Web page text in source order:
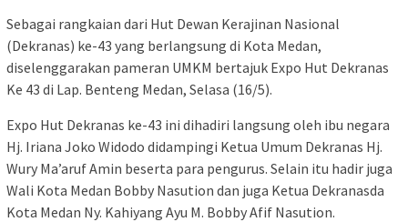
Sebagai rangkaian dari Hut Dewan Kerajinan Nasional
(Dekranas) ke-43 yang berlangsung di Kota Medan,
diselenggarakan pameran UMKM bertajuk Expo Hut Dekranas
Ke 43 di Lap. Benteng Medan, Selasa (16/5).
Expo Hut Dekranas ke-43 ini dihadiri langsung oleh ibu negara
Hj. Iriana Joko Widodo didampingi Ketua Umum Dekranas Hj.
Wury Ma’aruf Amin beserta para pengurus. Selain itu hadir juga
Wali Kota Medan Bobby Nasution dan juga Ketua Dekranasda
Kota Medan Ny. Kahiyang Ayu M. Bobby Afif Nasution.